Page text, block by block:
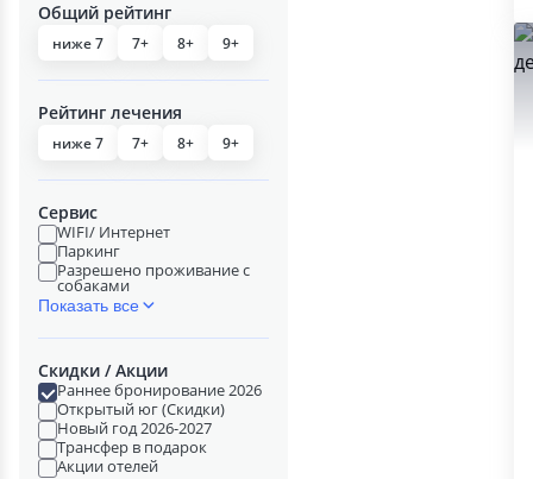
Общий рейтинг
ниже 7 7+ 8+ 9+
Рейтинг лечения
ниже 7 7+ 8+ 9+
Сервис
WIFI/ Интернет
Паркинг
Разрешено проживание с
собаками
Показать все
Скидки / Акции
Раннее бронирование 2026
Открытый юг (Скидки)
Новый год 2026-2027
Трансфер в подарок
Акции отелей